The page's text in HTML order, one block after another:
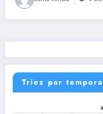
Triez par